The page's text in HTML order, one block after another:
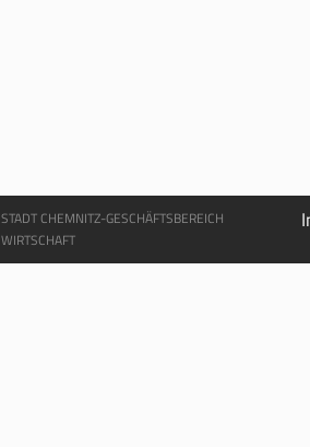
STADT CHEMNITZ-GESCHÄFTSBEREICH
WIRTSCHAFT